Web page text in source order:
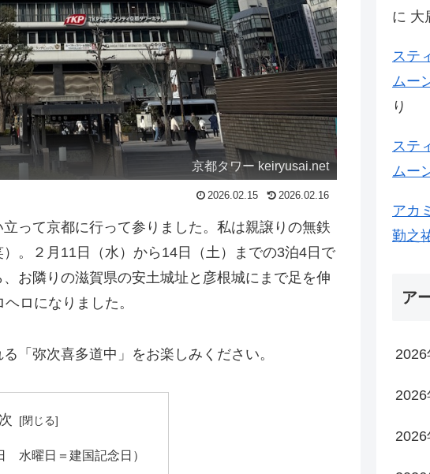
京都タワー keiryusai.net
2026.02.15 2026.02.16
って京都に行って参りました。私は親譲りの無鉄
。２月11日（水）から14日（土）までの3泊4日で
お隣りの滋賀県の安土城址と彦根城にまで足を伸
ロになりました。
「弥次喜多道中」をお楽しみください。
水曜日＝建国記念日）
に 大
ステ
ムー
り
ステ
ムー
アカ
勤之
ア
2026
2026
2026